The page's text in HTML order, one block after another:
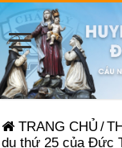
TRANG CHỦ /
du thứ 25 của Đức